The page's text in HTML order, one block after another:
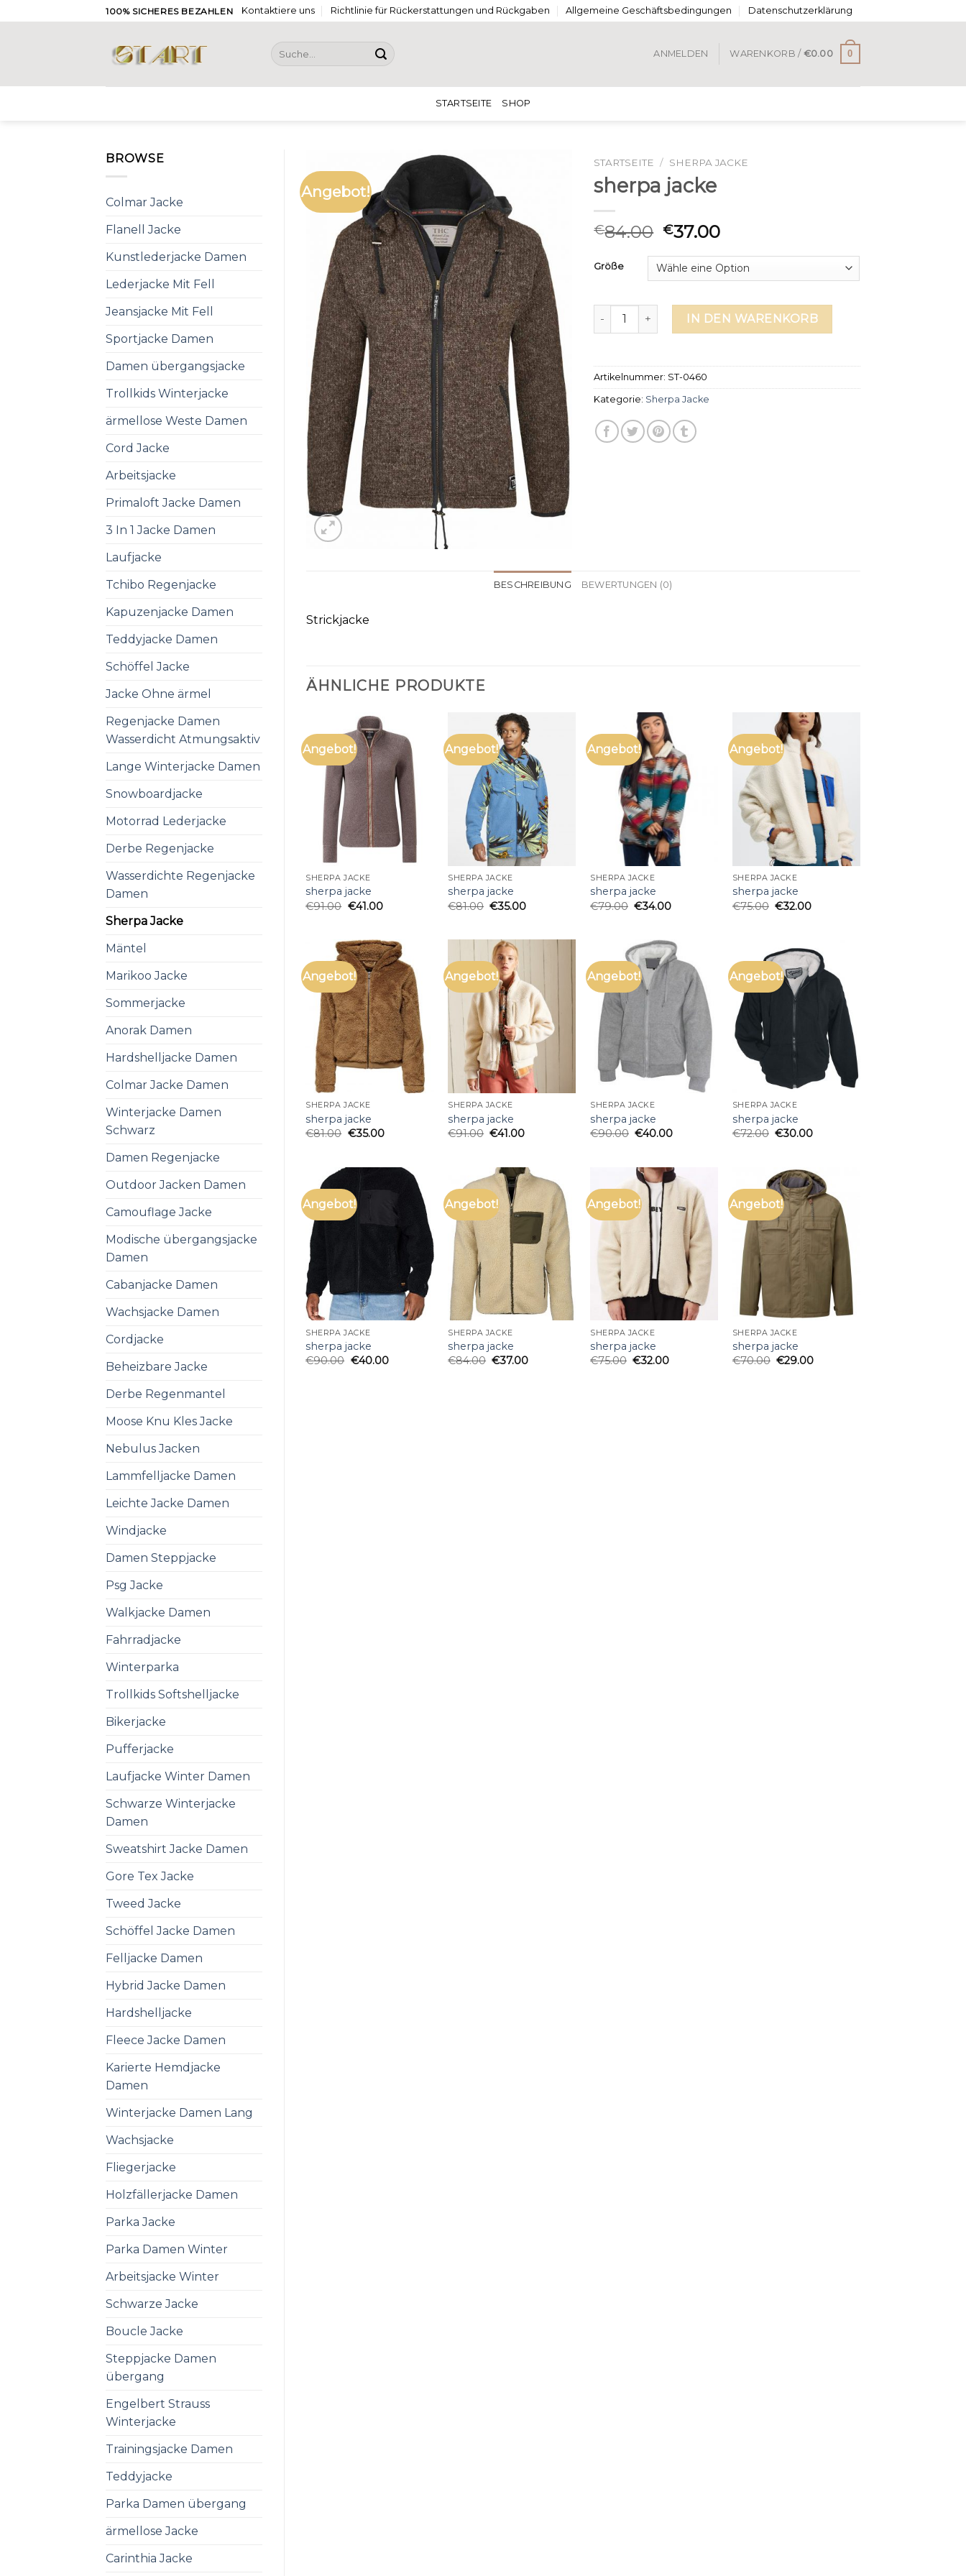
to
100% SICHERES BEZAHLEN Kontaktiere uns Richtlinie für Rückerstattungen und Rückgaben Allgemeine Geschäftsbedingungen Datenschutzerklärung
Suche
nach:
ANMELDEN WARENKORB / €0.00 0
STARTSEITE SHOP
BROWSE
Colmar Jacke
Flanell Jacke
Kunstlederjacke Damen
Lederjacke Mit Fell
Jeansjacke Mit Fell
Sportjacke Damen
Damen übergangsjacke
Trollkids Winterjacke
ärmellose Weste Damen
Cord Jacke
Arbeitsjacke
Primaloft Jacke Damen
3 In 1 Jacke Damen
Laufjacke
Tchibo Regenjacke
Kapuzenjacke Damen
Teddyjacke Damen
Schöffel Jacke
Jacke Ohne ärmel
Regenjacke Damen
Wasserdicht Atmungsaktiv
Lange Winterjacke Damen
Snowboardjacke
Motorrad Lederjacke
Derbe Regenjacke
Wasserdichte Regenjacke
Damen
Sherpa Jacke
Mäntel
Marikoo Jacke
Sommerjacke
Anorak Damen
Hardshelljacke Damen
Colmar Jacke Damen
Winterjacke Damen
Schwarz
Damen Regenjacke
Outdoor Jacken Damen
Camouflage Jacke
Modische übergangsjacke
Damen
Cabanjacke Damen
Wachsjacke Damen
Cordjacke
Beheizbare Jacke
Derbe Regenmantel
Moose Knu Kles Jacke
Nebulus Jacken
Lammfelljacke Damen
Leichte Jacke Damen
Windjacke
Damen Steppjacke
Psg Jacke
Walkjacke Damen
Fahrradjacke
Winterparka
Trollkids Softshelljacke
Bikerjacke
Pufferjacke
Laufjacke Winter Damen
Schwarze Winterjacke
Damen
Sweatshirt Jacke Damen
Gore Tex Jacke
Tweed Jacke
Schöffel Jacke Damen
Felljacke Damen
Hybrid Jacke Damen
Hardshelljacke
Fleece Jacke Damen
Karierte Hemdjacke
Damen
Winterjacke Damen Lang
Wachsjacke
Fliegerjacke
Holzfällerjacke Damen
Parka Jacke
Parka Damen Winter
Arbeitsjacke Winter
Schwarze Jacke
Boucle Jacke
Steppjacke Damen
übergang
Engelbert Strauss
Winterjacke
Trainingsjacke Damen
Teddyjacke
Parka Damen übergang
ärmellose Jacke
Carinthia Jacke
Angebot!
STARTSEITE / SHERPA JACKE
sherpa jacke
€84.00 €37.00
Größe
sherpa jacke MengeIN DEN WARENKORB
Artikelnummer: ST-0460
Kategorie: Sherpa Jacke
BESCHREIBUNG BEWERTUNGEN (0)
Strickjacke
ÄHNLICHE PRODUKTE
Angebot!
SHERPA JACKE
sherpa jacke
€91.00 €41.00
Angebot!
SHERPA JACKE
sherpa jacke
€81.00 €35.00
Angebot!
SHERPA JACKE
sherpa jacke
€79.00 €34.00
Angebot!
SHERPA JACKE
sherpa jacke
€75.00 €32.00
Angebot!
SHERPA JACKE
sherpa jacke
€81.00 €35.00
Angebot!
SHERPA JACKE
sherpa jacke
€91.00 €41.00
Angebot!
SHERPA JACKE
sherpa jacke
€90.00 €40.00
Angebot!
SHERPA JACKE
sherpa jacke
€72.00 €30.00
Angebot!
SHERPA JACKE
sherpa jacke
€90.00 €40.00
Angebot!
SHERPA JACKE
sherpa jacke
€84.00 €37.00
Angebot!
SHERPA JACKE
sherpa jacke
€75.00 €32.00
Angebot!
SHERPA JACKE
sherpa jacke
€70.00 €29.00